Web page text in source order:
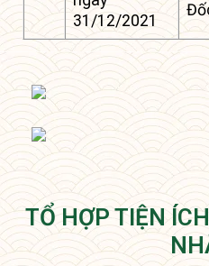
31/12/2021
TỔ HỢP TIỆN